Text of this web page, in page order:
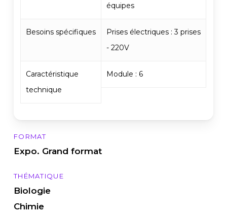
équipes
Besoins spécifiques
Prises électriques : 3 prises
- 220V
Caractéristique
technique
Module : 6
FORMAT
Expo. Grand format
THÉMATIQUE
Biologie
Chimie